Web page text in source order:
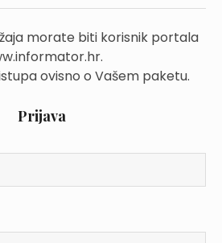
morate biti korisnik portala
ovisno o Vašem paketu.
Prijava